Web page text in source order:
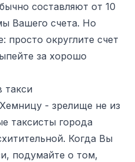
составляют от 10
Вашего счета. Но
просто округлите счет
за хорошо
такси
- зрелище не из
таксисты города
Когда Вы
подумайте о том,